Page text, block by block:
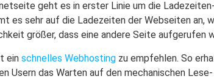
geht es in erster Linie um die
es sehr auf die Ladezeiten der Webseiten an,
größer, dass eine andere Seite aufgerufen
ein schnelles Webhosting zu empfehlen. So
Usern das Warten auf den mechanischen